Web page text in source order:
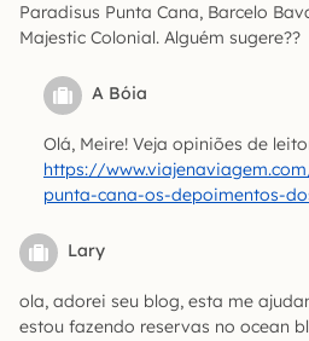
Paradisus Punta Cana, Barcelo
Majestic Colonial. Alguém sugere??
A Bóia
Olá, Meire! Veja opiniões de
https://
punta-cana-os-depoimentos-
Lary
ola, adorei seu blog, esta me
estou fazendo reservas no ocean